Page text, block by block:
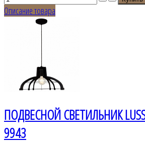
Описание товара
ПОДВЕСНОЙ СВЕТИЛЬНИК
9943